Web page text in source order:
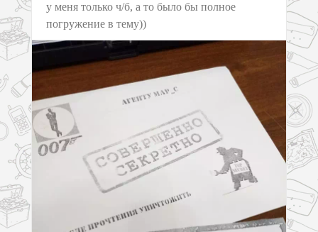
у меня только ч/б, а то было бы полное
погружение в тему))